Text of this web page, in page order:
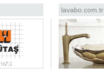
lavabo.com.tr